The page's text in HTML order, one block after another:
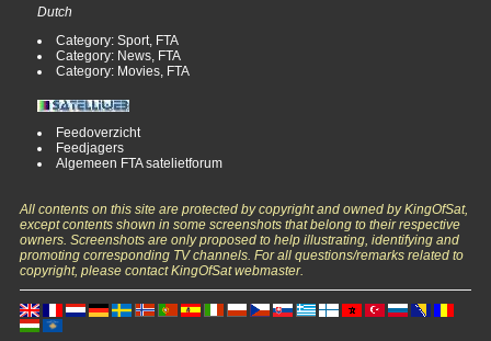
Dutch
Category: Sport, FTA
Category: News, FTA
Category: Movies, FTA
Feedoverzicht
Feedjagers
Algemeen FTA satelietforum
All contents on this site are protected by copyright and owned by KingOfSat,
except contents shown in some screenshots that belong to their respective
owners. Screenshots are only proposed to help illustrating, identifying and
promoting corresponding TV channels. For all questions/remarks related to
copyright, please contact KingOfSat webmaster.